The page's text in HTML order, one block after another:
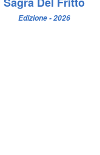
Edizione - 2026